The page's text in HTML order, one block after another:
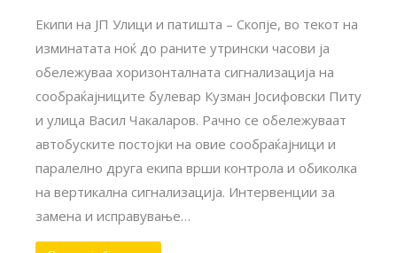
Екипи на ЈП Улици и патишта – Скопје, во текот на
изминатата ноќ до раните утрински часови ја
обележуваа хоризонталната сигнализација на
сообраќајниците булевар Кузман Јосифовски Питу
и улица Васил Чакаларов. Рачно се обележуваат
автобуските постојки на овие сообраќајници и
паралелно друга екипа врши контрола и обиколка
на вертикална сигнализација. Интервенции за
замена и исправување…